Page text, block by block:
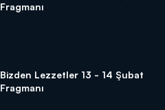
Fragmanı
Bizden Lezzetler 13 - 14 Şubat
Fragmanı